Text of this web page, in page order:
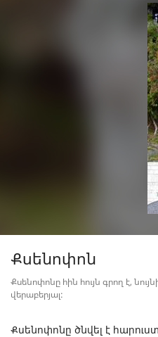
Քսենոփոն
Քսենոփոնը հին հույն գրող է,
վերաբերյալ:
Քսենոփոնը ծնվել է